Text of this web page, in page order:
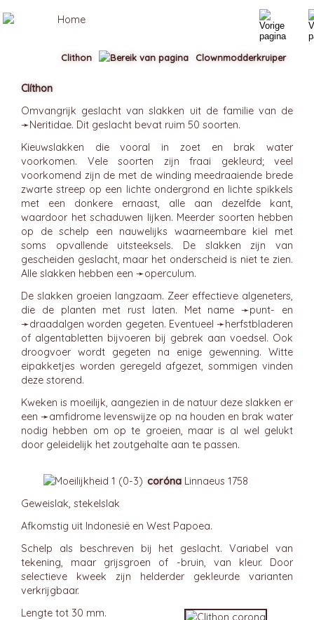
Clíthon
Omvangrijk geslacht van slakken uit de familie van de
➛Neritidae. Dit geslacht bevat ruim 50 soorten.
Kieuwslakken die vooral in zoet en brak water
voorkomen. Vele soorten zijn fraai gekleurd; veel
voorkomend zijn de met de winding meedraaiende brede
zwarte streep op een lichte ondergrond en lichte spikkels
met een donkere ernaast, alle aan dezelfde kant,
waardoor het schaduwen lijken. Meerder soorten hebben
op de schelp een nauwelijks waarneembare kiel met
soms opvallende uitsteeksels. De slakken zijn van
gescheiden geslacht, maar het onderscheid is niet te zien.
Alle slakken hebben een ➛operculum.
De slakken groeien langzaam. Zeer effectieve algeneters,
die de planten met rust laten. Met name ➛punt- en
➛draadalgen worden gegeten. Eventueel ➛herfstbladeren
of algentabletten bijvoeren bij gebrek aan voedsel. Ook
droogvoer wordt gegeten na enige gewenning. Witte
eipakketjes worden geregeld afgezet, sommigen vinden
deze storend.
Kweken is moeilijk, aangezien in de natuur deze slakken er
een ➛amfidrome levenswijze op na houden en brak water
nodig hebben om op te groeien, maar is al wel gelukt
door geleidelijk het zoutgehalte aan te passen.
coróna Linnaeus 1758
Geweislak, stekelslak
Afkomstig uit Indonesië en West Papoea.
Schelp als beschreven bij het geslacht. Variabel van
tekening, maar grijsgroen of -bruin, van kleur. Door
selectieve kweek zijn helderder gekleurde varianten
verkrijgbaar.
Lengte tot 30 mm.
Clithon Clownmodderkruiper